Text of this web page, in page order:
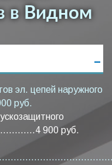
в Видном
эл. цепей наружного
руб.
900 руб.